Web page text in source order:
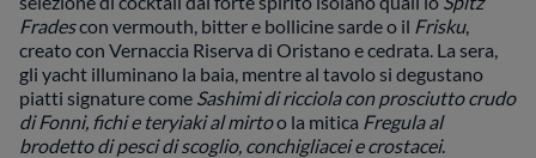
Fradescon vermouth, bitter e bollicine sarde o il Frisku,
creato con Vernaccia Riserva di Oristano e cedrata. La sera,
gli yacht illuminano la baia, mentre al tavolo si degustano
piatti signature come Sashimi di ricciola con prosciutto crudo
di Fonni, fichi e teryiaki al mirtoo la mitica Fregula al
brodetto di pesci di scoglio, conchigliacei e crostacei.